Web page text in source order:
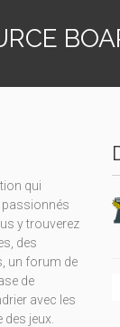
qui
passionnés
y trouverez
des
un forum de
de
avec les
jeux.